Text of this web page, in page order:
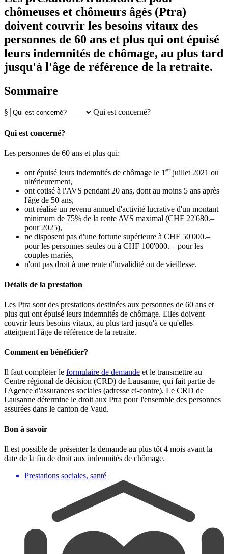
chômeuses et chômeurs âgés (Ptra)
doivent couvrir les besoins vitaux des
personnes de 60 ans et plus qui ont épuisé
leurs indemnités de chômage, au plus tard
jusqu'à l'âge de référence de la retraite.
Sommaire
§ Qui est concerné?
Qui est concerné?
Les personnes de 60 ans et plus qui:
ont épuisé leurs indemnités de chômage le 1 erjuillet 2021 ou
ultérieurement,
ont cotisé à l'AVS pendant 20 ans, dont au moins 5 ans après
l'âge de 50 ans,
ont réalisé un revenu annuel d'activité lucrative d'un montant
minimum de 75% de la rente AVS maximal (CHF 22'680.–
pour 2025),
ne disposent pas d'une fortune supérieure à CHF 50'000.–
pour les personnes seules ou à CHF 100'000.– pour les
couples mariés,
n'ont pas droit à une rente d'invalidité ou de vieillesse.
Détails de la prestation
Les Ptra sont des prestations destinées aux personnes de 60 ans et
plus qui ont épuisé leurs indemnités de chômage. Elles doivent
couvrir leurs besoins vitaux, au plus tard jusqu'à ce qu'elles
atteignent l'âge de référence de la retraite.
Comment en bénéficier?
Il faut compléter le formulaire de demande et le transmettre au
Centre régional de décision (CRD) de Lausanne, qui fait partie de
l'Agence d'assurances sociales (adresse ci-contre). Le CRD de
Lausanne détermine le droit aux Ptra pour l'ensemble des personnes
assurées dans le canton de Vaud.
Bon à savoir
Il est possible de présenter la demande au plus tôt 4 mois avant la
date de la fin de droit aux indemnités de chômage.
Prestations sociales, santé